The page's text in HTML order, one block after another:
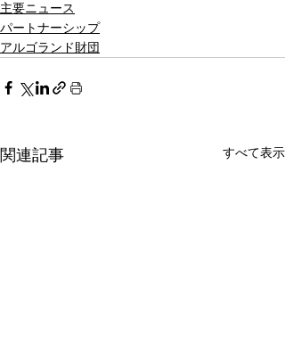
主要ニュース
パートナーシップ
アルゴランド財団
関連記事 すべて表示